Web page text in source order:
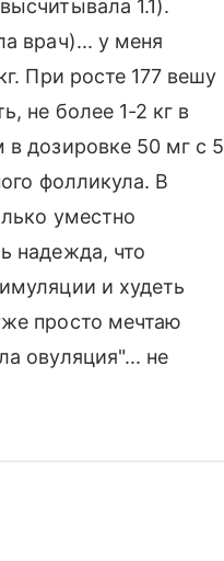
1.1).
врач)... у меня
При росте 177 вешу
не более 1-2 кг в
в дозировке 50 мг с 5
фолликула. В
уместно
надежда, что
и худеть
просто мечтаю
овуляция"... не